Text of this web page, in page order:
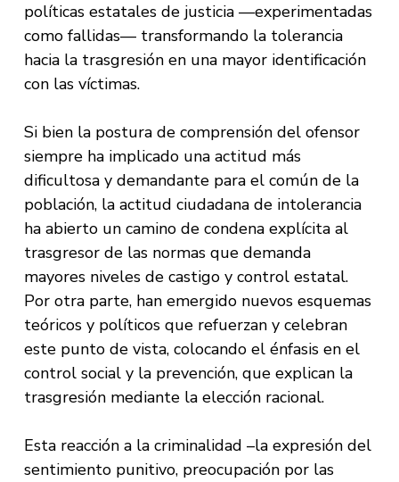
políticas estatales de justicia —experimentadas
como fallidas— transformando la tolerancia
hacia la trasgresión en una mayor identificación
con las víctimas.
Si bien la postura de comprensión del ofensor
siempre ha implicado una actitud más
dificultosa y demandante para el común de la
población, la actitud ciudadana de intolerancia
ha abierto un camino de condena explícita al
trasgresor de las normas que demanda
mayores niveles de castigo y control estatal.
Por otra parte, han emergido nuevos esquemas
teóricos y políticos que refuerzan y celebran
este punto de vista, colocando el énfasis en el
control social y la prevención, que explican la
trasgresión mediante la elección racional.
Esta reacción a la criminalidad –la expresión del
sentimiento punitivo, preocupación por las